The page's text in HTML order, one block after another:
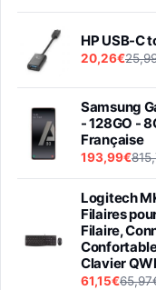
HP USB-C
20,26€
Samsung
- 128GO -
Française
193,99€
Logitech
Filaires
Filaire,
Clavier
61,15€